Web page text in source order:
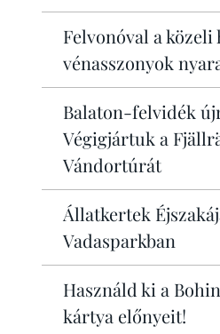
Felvonóval a közeli
vénasszonyok
Balaton-felvidék
Végigjártuk a
Vándortúrát
Állatkertek
Vadasparkban
Használd ki a
kártya előnyeit!